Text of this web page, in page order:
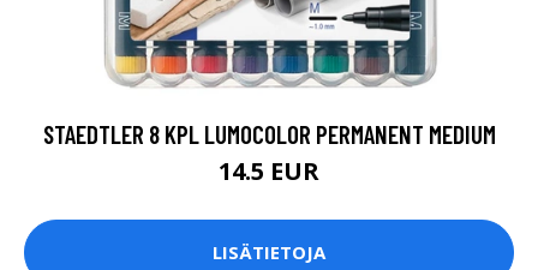
STAEDTLER 8 KPL LUMOCOLOR PERMANENT MEDIUM
14.5 EUR
LISÄTIETOJA